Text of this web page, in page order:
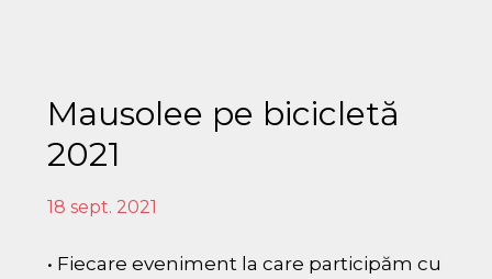
Mausolee pe bicicletă
2021
18 sept. 2021
• Fiecare eveniment la care participăm cu